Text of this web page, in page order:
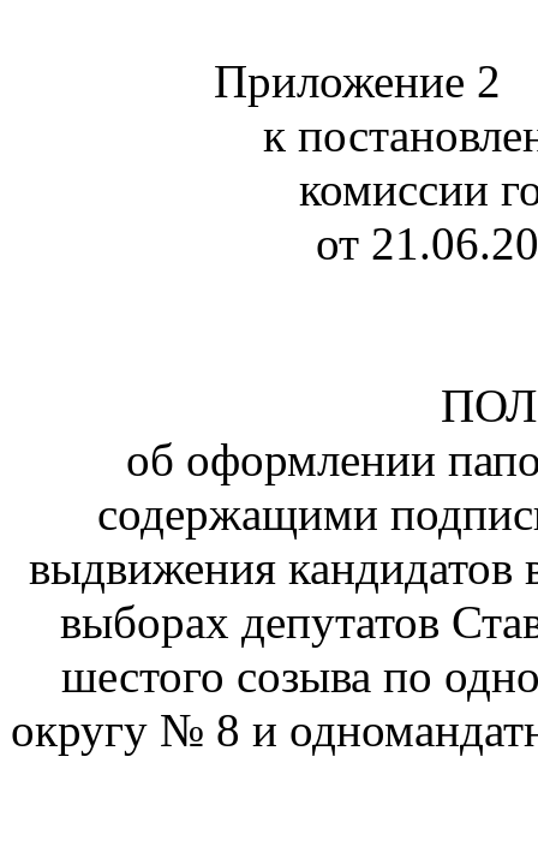
Приложение 2
к
комиссии
от
об оформлении
содержащими
выдвижения кандидатов
выборах депутатов
шестого созыва по
округу № 8 и